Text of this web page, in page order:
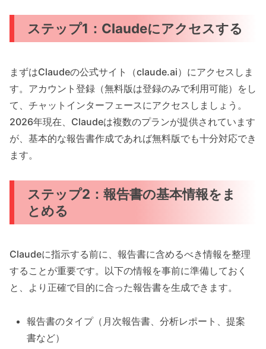
ステップ1：Claudeにアクセスする
まずはClaudeの公式サイト（claude.ai）にアクセスしま
す。アカウント登録（無料版は登録のみで利用可能）をし
て、チャットインターフェースにアクセスしましょう。
2026年現在、Claudeは複数のプランが提供されています
が、基本的な報告書作成であれば無料版でも十分対応でき
ます。
ステップ2：報告書の基本情報をま
とめる
Claudeに指示する前に、報告書に含めるべき情報を整理
することが重要です。以下の情報を事前に準備しておく
と、より正確で目的に合った報告書を生成できます。
報告書のタイプ（月次報告書、分析レポート、提案
書など）